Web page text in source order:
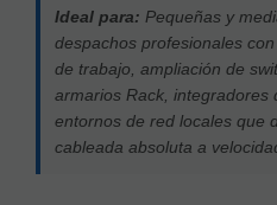
Ideal para: Pequeñas y
despachos profesionales
de trabajo, ampliación de
armarios Rack, integradores
entornos de red locales que
cableada absoluta a